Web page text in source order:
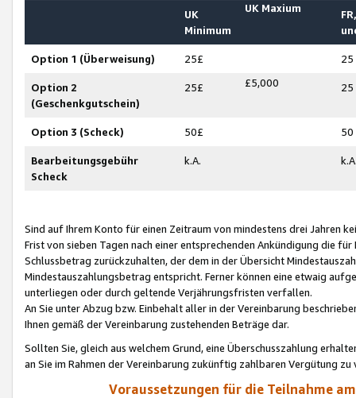
UK
Minimum
UK Maxium
Option 1 (Überweisung) 25£ 25
Option 2
(Geschenkgutschein)
25£ £5,000 25
Option 3 (Scheck) 50£ 50
Bearbeitungsgebühr
Scheck
k.A.
Sind auf Ihrem Konto für einen Zeitraum von mindestens drei Jahren
Frist von sieben Tagen nach einer entsprechenden Ankündigung die
Schlussbetrag zurückzuhalten, der dem in der Übersicht
Mindestauszahlungsbetrag entspricht. Ferner können eine etwaig
unterliegen oder durch geltende Verjährungsfristen verfallen.
An Sie unter Abzug bzw. Einbehalt aller in der Vereinbarung
Ihnen gemäß der Vereinbarung zustehenden Beträge dar.
Sollten Sie, gleich aus welchem Grund, eine Überschusszahlung
an Sie im Rahmen der Vereinbarung zukünftig zahlbaren Vergütung zu
Voraussetzungen für die Teilnahme